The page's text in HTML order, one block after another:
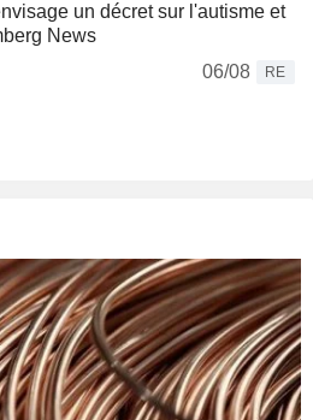
un décret sur l'autisme et
News
06/08
RE